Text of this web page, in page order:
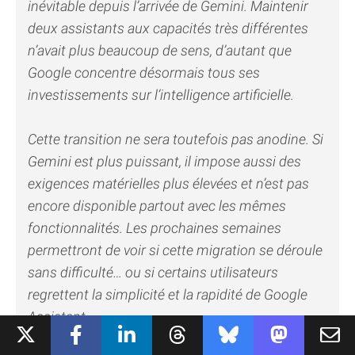
inévitable depuis l’arrivée de Gemini. Maintenir
deux assistants aux capacités très différentes
n’avait plus beaucoup de sens, d’autant que
Google concentre désormais tous ses
investissements sur l’intelligence artificielle.
Cette transition ne sera toutefois pas anodine. Si
Gemini est plus puissant, il impose aussi des
exigences matérielles plus élevées et n’est pas
encore disponible partout avec les mêmes
fonctionnalités. Les prochaines semaines
permettront de voir si cette migration se déroule
sans difficulté… ou si certains utilisateurs
regrettent la simplicité et la rapidité de Google
Assistant.